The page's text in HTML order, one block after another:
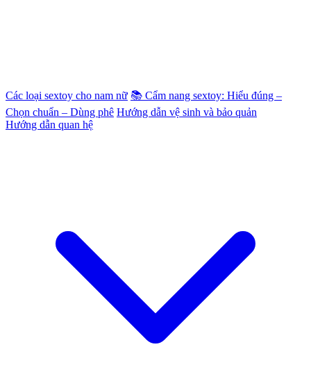
Các loại sextoy cho nam nữ 📚 Cẩm nang sextoy: Hiểu đúng –
Chọn chuẩn – Dùng phê Hướng dẫn vệ sinh và bảo quản
Hướng dẫn quan hệ